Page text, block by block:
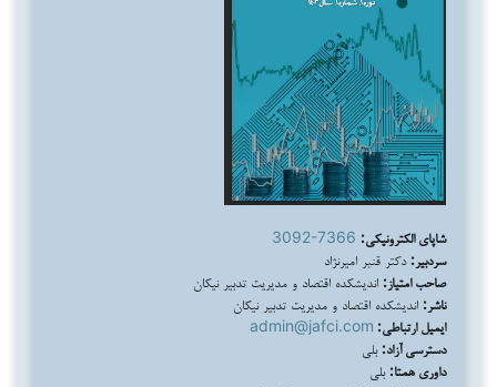
شاپای الکترونیکی: 3092-7366
سردبیر: دکتر قنبر امیرنژاد
صاحب امتیاز: اندیشکده اقتصاد و مدیریت تدبیر نیکان
ناشر: اندیشکده اقتصاد و مدیریت تدبیر نیکان
ایمیل ارتباطی: admin@jafci.com
دسترسی آزاد: بلی
داوری همتا: بلی